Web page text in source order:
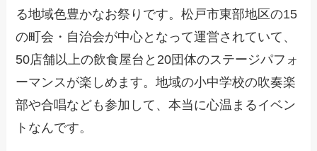
る地域色豊かなお祭りです。松戸市東部地区の15
の町会・自治会が中心となって運営されていて、
50店舗以上の飲食屋台と20団体のステージパフォ
ーマンスが楽しめます。地域の小中学校の吹奏楽
部や合唱なども参加して、本当に心温まるイベン
トなんです。